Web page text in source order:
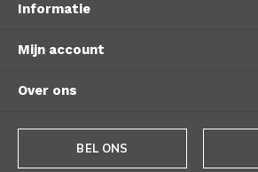
Informatie
Mijn account
Over ons
BEL ONS